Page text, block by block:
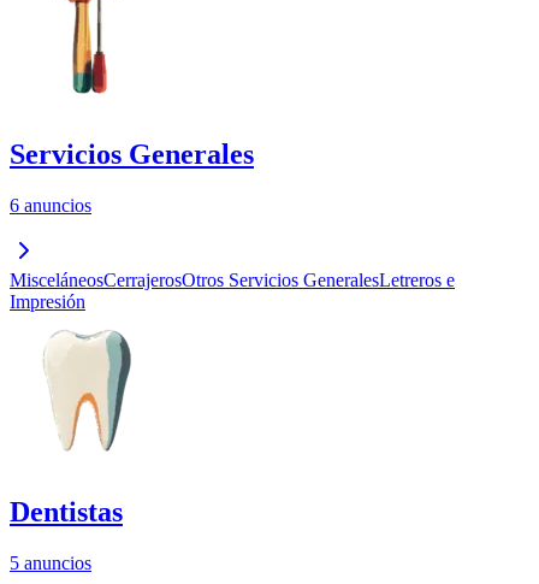
Servicios Generales
6 anuncios
MisceláneosCerrajerosOtros Servicios GeneralesLetreros e
Impresión
Dentistas
5 anuncios